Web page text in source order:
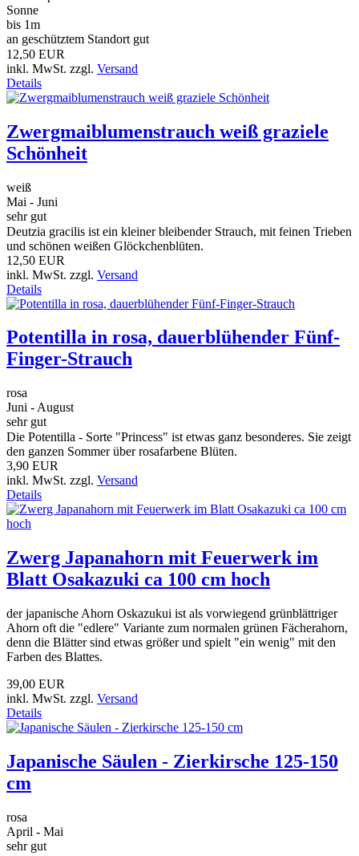
Sonne
bis 1m
an geschütztem Standort gut
12,50 EUR
inkl. MwSt. zzgl. Versand
Details
Zwergmaiblumenstrauch weiß graziele
Schönheit
weiß
Mai - Juni
sehr gut
Deutzia gracilis ist ein kleiner bleibender Strauch, mit feinen Trieben
und schönen weißen Glöckchenblüten.
12,50 EUR
inkl. MwSt. zzgl. Versand
Details
Potentilla in rosa, dauerblühender Fünf-
Finger-Strauch
rosa
Juni - August
sehr gut
Die Potentilla - Sorte "Princess" ist etwas ganz besonderes. Sie zeigt
den ganzen Sommer über rosafarbene Blüten.
3,90 EUR
inkl. MwSt. zzgl. Versand
Details
Zwerg Japanahorn mit Feuerwerk im
Blatt Osakazuki ca 100 cm hoch
der japanische Ahorn Oskazukui ist als vorwiegend grünblättriger
Ahorn oft die "edlere" Variante zum normalen grünen Fächerahorn,
denn die Blätter sind etwas größer und spielt "ein wenig" mit den
Farben des Blattes.
39,00 EUR
inkl. MwSt. zzgl. Versand
Details
Japanische Säulen - Zierkirsche 125-150
cm
rosa
April - Mai
sehr gut